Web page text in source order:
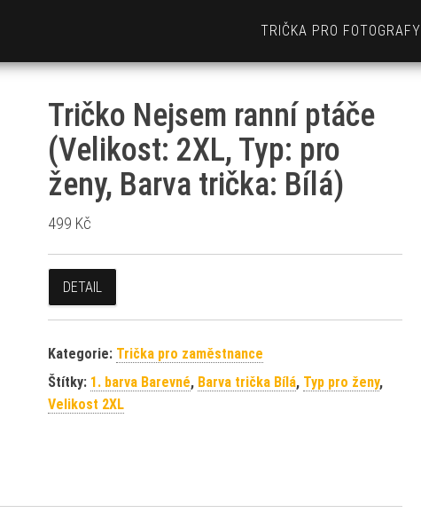
TRIČKA PRO FOTOGRAFY
Tričko Nejsem ranní ptáče
(Velikost: 2XL, Typ: pro
ženy, Barva trička: Bílá)
499 Kč
DETAIL
Kategorie: Trička pro zaměstnance
Štítky: 1. barva Barevné, Barva trička Bílá, Typ pro ženy,
Velikost 2XL